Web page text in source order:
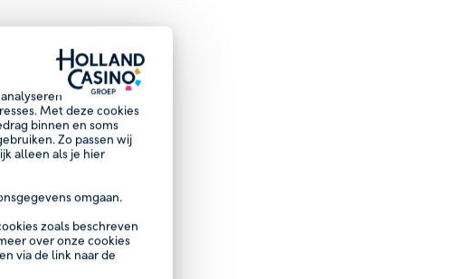
Met deze cookies
binnen en soms
Zo passen wij
alleen als je hier
omgaan.
zoals beschreven
over onze cookies
via de link naar de